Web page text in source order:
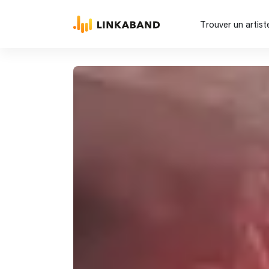
Trouver un